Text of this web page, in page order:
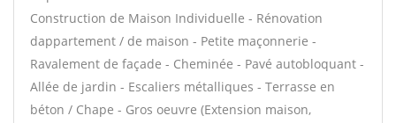
Construction de Maison Individuelle - Rénovation
dappartement / de maison - Petite maçonnerie -
Ravalement de façade - Cheminée - Pavé autobloquant -
Allée de jardin - Escaliers métalliques - Terrasse en
béton / Chape - Gros oeuvre (Extension maison,